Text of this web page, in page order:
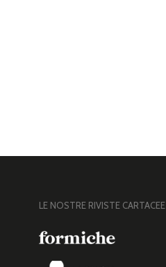
LE NOSTRE RIVISTE CARTACEE